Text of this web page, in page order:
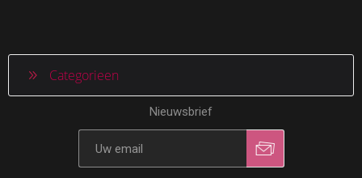
Categorieen
Nieuwsbrief